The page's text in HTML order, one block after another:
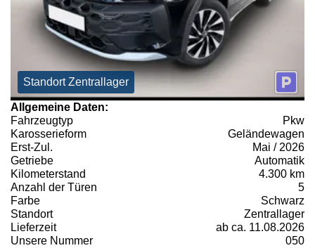
Standort Zentrallager
Allgemeine Daten:
Fahrzeugtyp
Pkw
Karosserieform
Geländewagen
Erst-Zul.
Mai / 2026
Getriebe
Automatik
Kilometerstand
4.300 km
Anzahl der Türen
5
Farbe
Schwarz
Standort
Zentrallager
Lieferzeit
ab ca. 11.08.2026
Unsere Nummer
050